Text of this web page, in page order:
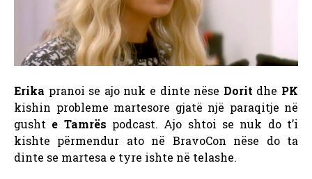
Erika pranoi se ajo nuk e dinte nëse Dorit dhe PK
kishin probleme martesore gjatë një paraqitje në
gusht e Tamrës podcast. Ajo shtoi se nuk do t’i
kishte përmendur ato në BravoCon nëse do ta
dinte se martesa e tyre ishte në telashe.